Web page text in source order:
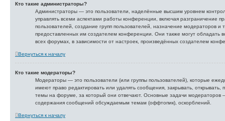
Кто такие администраторы?
Администраторы — это пользователи, наделённые высшим уровнем
управлять всеми аспектами работы конференции, включая разграничение
пользователей, создание групп пользователей, назначение модераторов и
предоставленных им создателем конференции. Они также могут обладать
всех форумах, в зависимости от настроек, произведённых создателем
Вернуться к началу
Кто такие модераторы?
Модераторы — это пользователи (или группы пользователей), которые
имеют право редактировать или удалять сообщения, закрывать, открывать,
темы на форуме, за который они отвечают. Основные задачи модераторов —
содержания сообщений обсуждаемым темам (оффтопик), оскорблений.
Вернуться к началу